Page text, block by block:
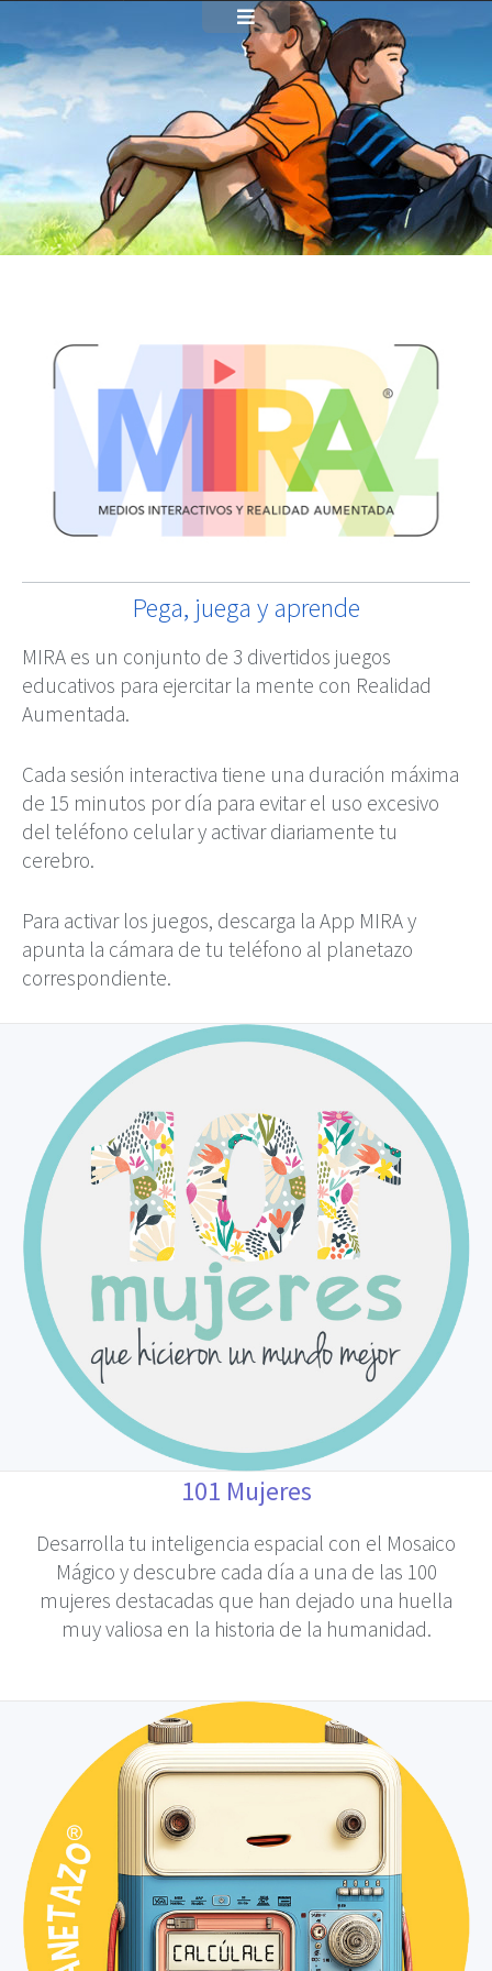
Pega, juega y aprende
MIRA es un conjunto de 3 divertidos juegos
educativos para ejercitar la mente con Realidad
Aumentada.
Cada sesión interactiva tiene una duración máxima
de 15 minutos por día para evitar el uso excesivo
del teléfono celular y activar diariamente tu
cerebro.
Para activar los juegos, descarga la App MIRA y
apunta la cámara de tu teléfono al planetazo
correspondiente.
101 Mujeres
Desarrolla tu inteligencia espacial con el Mosaico
Mágico y descubre cada día a una de las 100
mujeres destacadas que han dejado una huella
muy valiosa en la historia de la humanidad.